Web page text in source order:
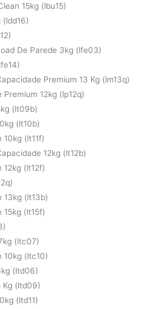
15kg (lbu15)
(ldd16)
De Parede 3kg (lfe03)
Premium 13 Kg (lm13q)
12kg (lp12q)
(lt09b)
(lt10b)
10kg (lt11f)
12kg (lt12b)
12kg (lt12f)
13kg (lt13b)
15kg (lt15f)
(ltc07)
10kg (ltc10)
(ltd06)
Kg (ltd09)
(ltd11)